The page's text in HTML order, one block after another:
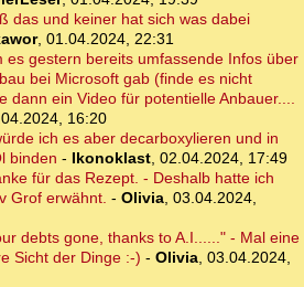
das und keiner hat sich was dabei
, 01.04.2024, 22:31
es gestern bereits umfassende Infos über
bei Microsoft gab (finde es nicht
dann ein Video für potentielle Anbauer....
16:20
ich es aber decarboxylieren und in
binden - Ikonoklast, 02.04.2024, 17:49
für das Rezept. - Deshalb hatte ich
Grof erwähnt. - Olivia, 03.04.2024,
debts gone, thanks to A.I......" - Mal eine
Sicht der Dinge :-) - Olivia, 03.04.2024,